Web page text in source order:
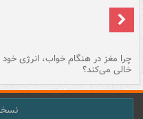
چرا مغز در هنگام خواب، انرژی خود
خالی می‌کند؟